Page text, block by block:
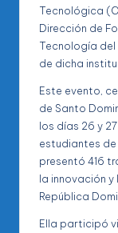
Tecnológica
Dirección de
Tecnología del
de dicha
Este evento,
de Santo
los días 26 y
estudiantes
presentó 416
la innovación
República
Ella participó